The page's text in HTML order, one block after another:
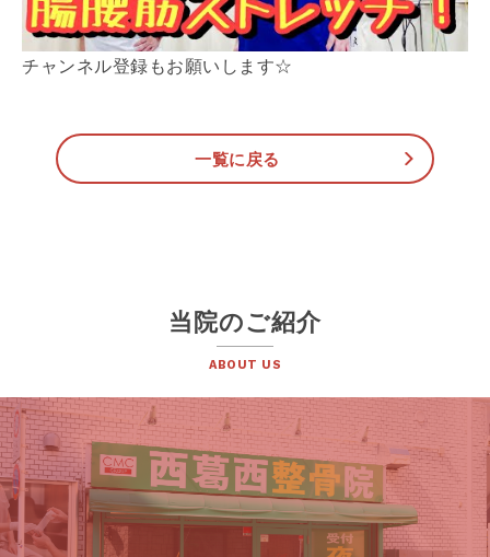
チャンネル登録もお願いします☆
一覧に戻る
当院のご紹介
ABOUT US